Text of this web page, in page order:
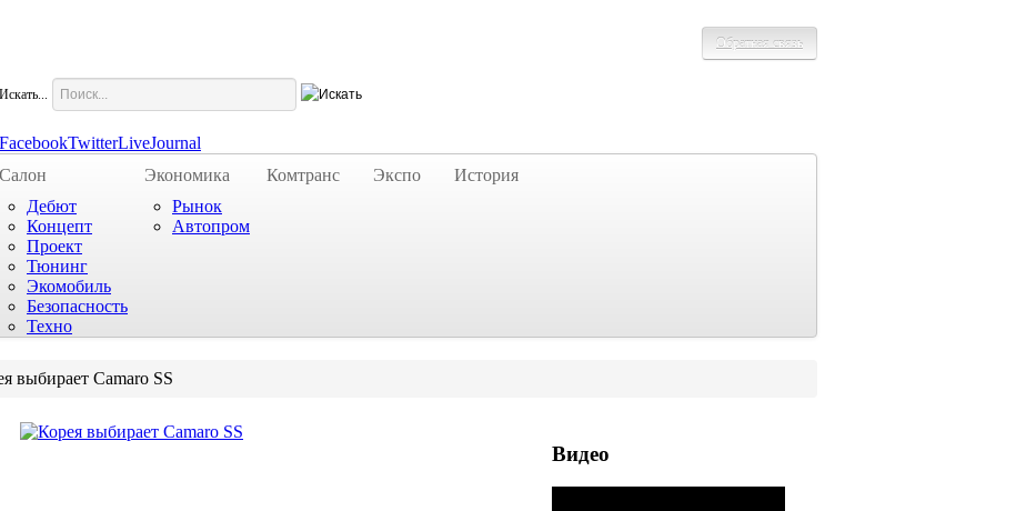
Обратная связь
Искать...
FacebookTwitterLiveJournal
Салон
Дебют
Концепт
Проект
Тюнинг
Экомобиль
Безопасность
Техно
Экономика
Рынок
Автопром
Комтранс Экспо История
выбирает Camaro SS
Видео